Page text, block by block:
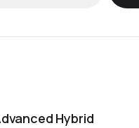
Hybrid